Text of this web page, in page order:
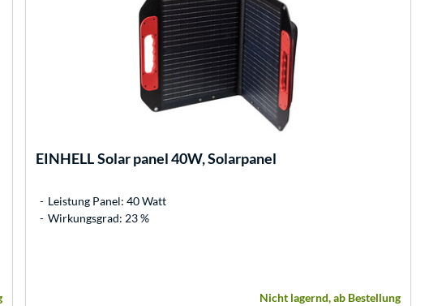
EINHELLSolar panel 40W, Solarpanel
Leistung Panel: 40 Watt
Wirkungsgrad: 23 %
Nicht lagernd, ab Bestellung